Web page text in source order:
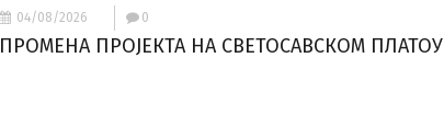
04/08/2026 0
ПРОМЕНА ПРОЈЕКТА НА СВЕТОСАВСКОМ ПЛАТОУ